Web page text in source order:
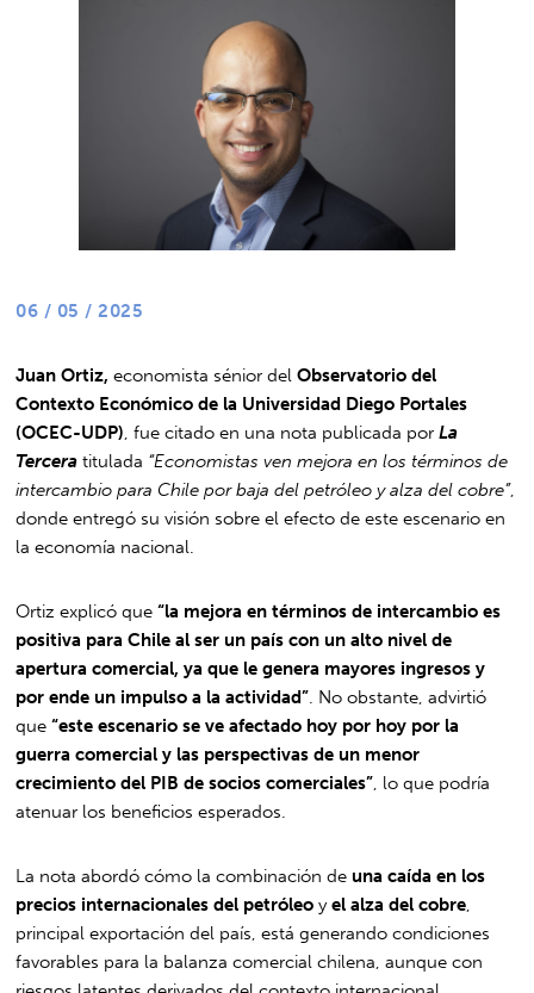
06 / 05 / 2025
Juan Ortiz, economista sénior delObservatorio del
Contexto Económico de la Universidad Diego Portales
(OCEC-UDP) , fue citado en una nota publicada porLa
Tercera titulada “Economistas ven mejora en los términos de
intercambio para Chile por baja del petróleo y alza del cobre”,
donde entregó su visión sobre el efecto de este escenario en
la economía nacional.
Ortiz explicó que“la mejora en términos de intercambio es
positiva para Chile al ser un país con un alto nivel de
apertura comercial, ya que le genera mayores ingresos y
por ende un impulso a la actividad” . No obstante, advirtió
que“este escenario se ve afectado hoy por hoy por la
guerra comercial y las perspectivas de un menor
crecimiento del PIB de socios comerciales” , lo que podría
atenuar los beneficios esperados.
La nota abordó cómo la combinación de una caída en los
precios internacionales del petróleo yel alza del cobre
principal exportación del país, está generando condiciones
favorables para la balanza comercial chilena, aunque con